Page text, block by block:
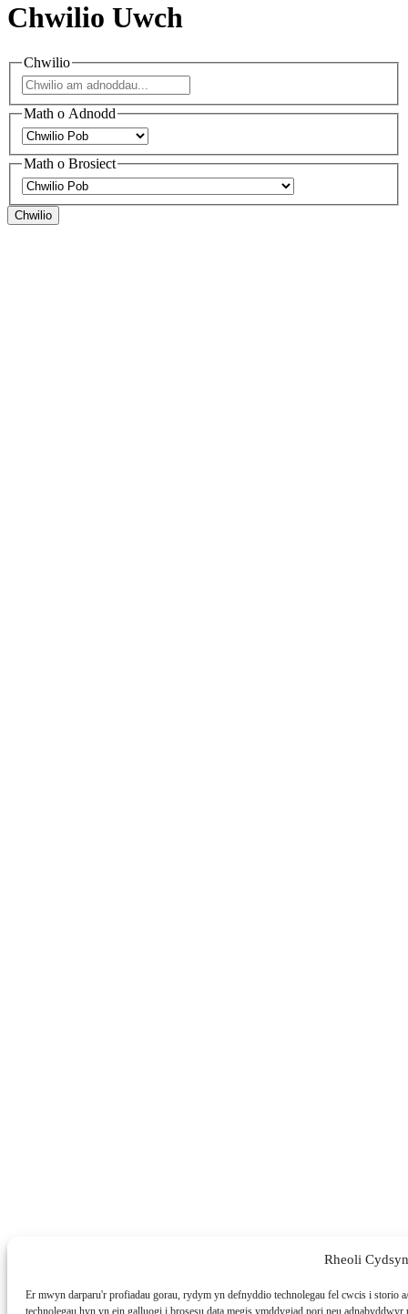
Rheoli
Er mwyn darparu'r profiadau gorau, rydym yn defnyddio technolegau fel cwcis i storio
technolegau hyn yn ein galluogi i brosesu data megis ymddygiad pori neu
Chwilio Uwch
Chwilio
Math o Adnodd
Math o Brosiect